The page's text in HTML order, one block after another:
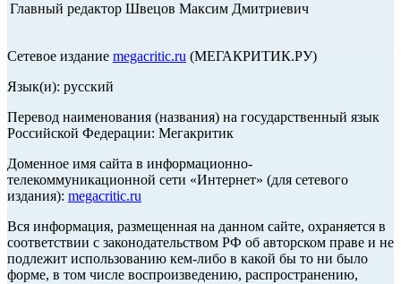
Главный редактор Швецов Максим Дмитриевич
Сетевое издание megacritic.ru (МЕГАКРИТИК.РУ)
Язык(и): русский
Перевод наименования (названия) на государственный язык
Российской Федерации: Мегакритик
Доменное имя сайта в информационно-
телекоммуникационной сети «Интернет» (для сетевого
издания): megacritic.ru
Вся информация, размещенная на данном сайте, охраняется в
соответствии с законодательством РФ об авторском праве и не
подлежит использованию кем-либо в какой бы то ни было
форме, в том числе воспроизведению, распространению,